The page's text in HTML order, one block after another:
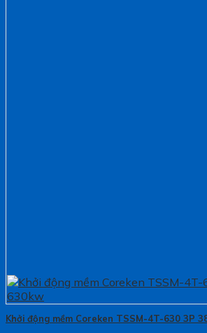
Khởi động mềm Coreken TSSM-4T-630 3P